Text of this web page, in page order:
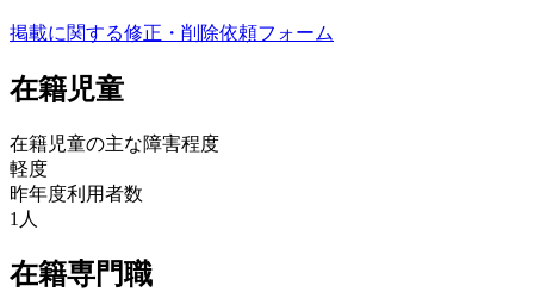
掲載に関する修正・削除依頼フォーム
在籍児童
在籍児童の主な障害程度
軽度
昨年度利用者数
1人
在籍専門職